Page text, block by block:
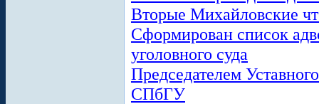
Вторые Михайловские
Сформирован список
уголовного суда
Председателем
СПбГУ